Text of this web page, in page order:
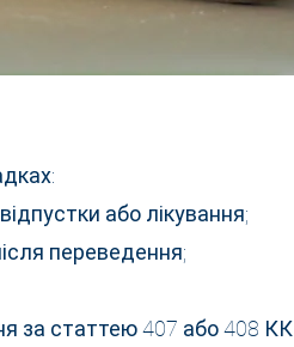
або лікування;
переведення;
за статтею 407 або 408 КК